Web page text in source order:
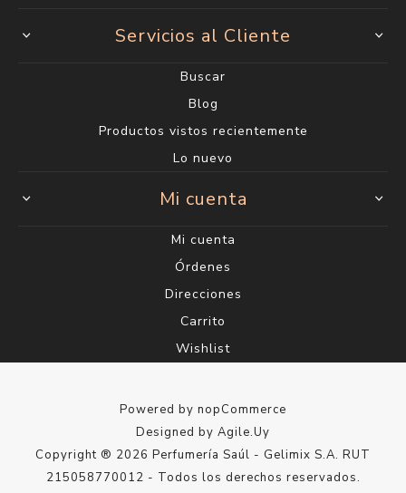
Servicios al Cliente
Buscar
Blog
Productos vistos recientemente
Lo nuevo
Mi cuenta
Mi cuenta
Órdenes
Direcciones
Carrito
Wishlist
Powered by nopCommerce
Designed by Agile.Uy
Copyright ® 2026 Perfumería Saúl - Gelimix S.A. RUT
215058770012 - Todos los derechos reservados.